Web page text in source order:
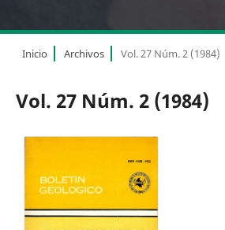
Inicio Archivos Vol. 27 Núm. 2 (1984)
Vol. 27 Núm. 2 (1984)